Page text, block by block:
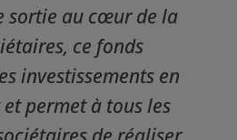
sortie au cœur de la
ce fonds
investissements en
permet à tous les